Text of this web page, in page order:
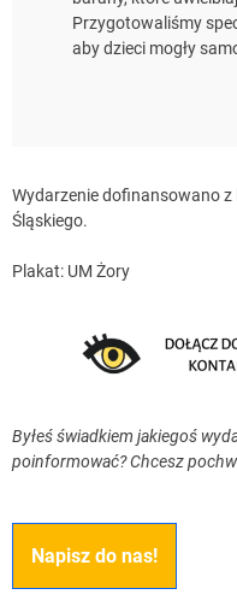
Przygotowaliśmy
aby dzieci mogły
Wydarzenie dofinansowano
Śląskiego.
Plakat: UM Żory
Byłeś świadkiem jakiegoś
poinformować? Chcesz
Napisz do nas!